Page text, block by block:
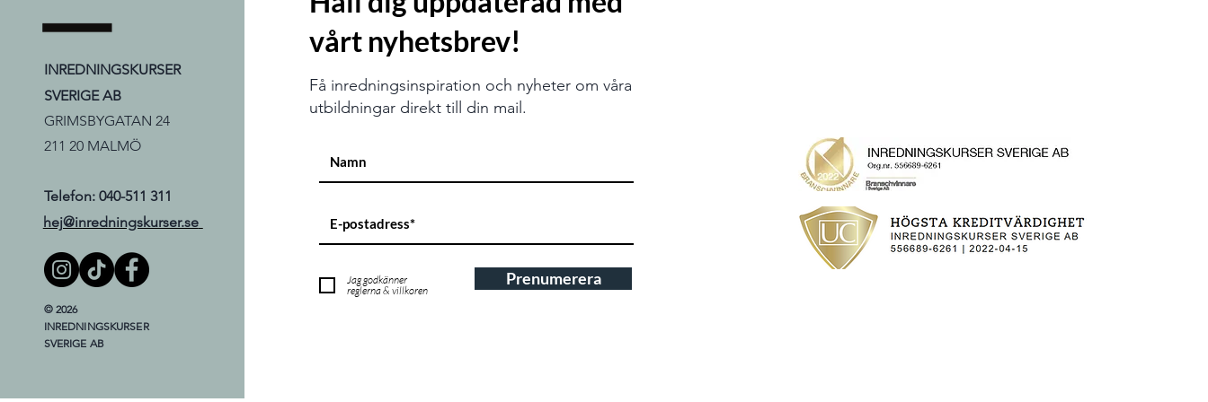
INREDNINGSKURSER
SVERIGE AB
GRIMSBYGATAN 24
211 20 MALMÖ
Telefon: 040-511 311
hej@inredningskurser.se
© 2026
INREDNINGSKURSER
SVERIGE AB
vårt nyhetsbrev!
Få inredningsinspiration och nyheter om våra
utbildningar direkt till din mail.
Jag godkänner
reglerna & villkoren
Prenumerera